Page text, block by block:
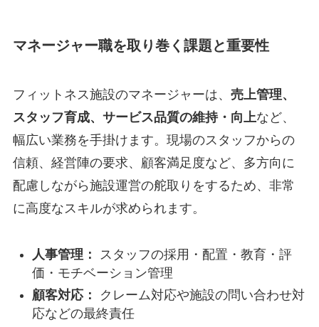
マネージャー職を取り巻く課題と重要性
フィットネス施設のマネージャーは、 売上管理、
スタッフ育成、サービス品質の維持・向上など、
幅広い業務を手掛けます。現場のスタッフからの
信頼、経営陣の要求、顧客満足度など、多方向に
配慮しながら施設運営の舵取りをするため、非常
に高度なスキルが求められます。
人事管理：
スタッフの採用・配置・教育・評
価・モチベーション管理
顧客対応：
クレーム対応や施設の問い合わせ対
応などの最終責任